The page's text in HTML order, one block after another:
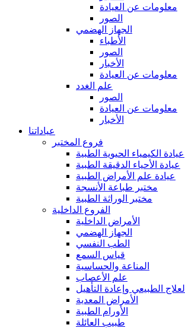
معلومات عن العيادة
الصور
الجهاز الهضمي
الأطباء
الصور
الأخبار
معلومات عن العيادة
علم الغدد
الصور
معلومات عن العيادة
الأخبار
عياداتنا
فروع المختبر
عيادة الكيمياء الحيوية الطبية
عيادة الأحياء الدقيقة الطبية
عيادة علم الأمراض الطبية
مختبر طباعة الأنسجة
مختبر الوراثة الطبية
الفروع الداخلية
الأمراض الداخلية
الجهاز الهضمي
الطب النفسي
قياس السمع
المناعة والحساسية
علم الأعصاب
العلاج الطبيعي وإعادة التأهيل
الأمراض المعدية
الأورام الطبية
طبيب العائلة